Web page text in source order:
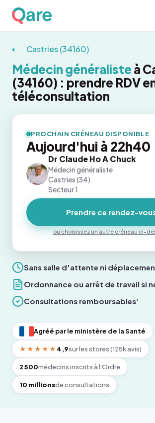
Castries (34160)
Médecin généraliste à
(34160) : prendre RDV
téléconsultation
Sans salle d'attente ni
Ordonnance ou arrêt de travail si
Consultations remboursables*
Agréé par le ministère de la Santé
★★★★★ 4,9sur les stores (125k avis)
2 500médecins inscrits à l'Ordre
10 millionsde consultations
PROCHAIN CRÉNEAU DISPONIBLE
Aujourd'hui à 22h40
Dr Claude Ho A Chuck
Médecin généraliste
Castries (34)
Secteur 1
Prendre ce rendez-
ou choisissez un autre créneau ci-